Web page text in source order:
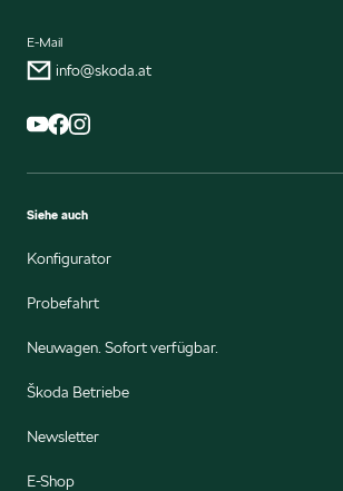
E-Mail
info@skoda.at
Siehe auch
Konfigurator
Probefahrt
Neuwagen. Sofort verfügbar.
Škoda Betriebe
Newsletter
E-Shop